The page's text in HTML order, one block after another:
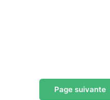
Pagesuivante